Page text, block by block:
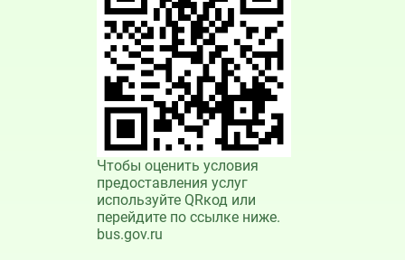
Чтобы оценить условия
предоставления услуг
используйте QRкод или
перейдите по ссылке ниже.
bus.gov.ru